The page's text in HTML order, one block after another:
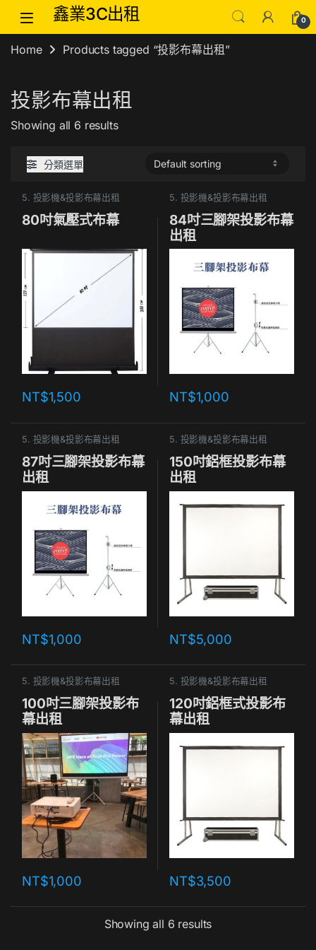
Skip to navigation
Skip to content鑫業3C出租 0
Home Products tagged “投影布幕出租”
投影布幕出租
Showing all 6 results
分類選單
5. 投影機&投影布幕出租
80吋氣壓式布幕
NT$1,500
5. 投影機&投影布幕出租
84吋三腳架投影布幕
出租
NT$1,000
5. 投影機&投影布幕出租
87吋三腳架投影布幕
出租
NT$1,000
5. 投影機&投影布幕出租
150吋鋁框投影布幕
出租
NT$5,000
5. 投影機&投影布幕出租
100吋三腳架投影布
幕出租
NT$1,000
5. 投影機&投影布幕出租
120吋鋁框式投影布
幕出租
NT$3,500
Showing all 6 results